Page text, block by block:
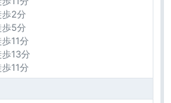
2分
5分
11分
13分
11分